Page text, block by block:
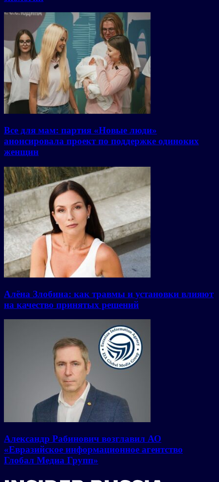
Все для мам: партия «Новые люди»
анонсировала проект по поддержке одиноких
женщин
Алёна Злобина: как травмы и установки влияют
на качество принятых решений
Александр Рабинович возглавил АО
«Евразийское информационное агентство
Глобал Медиа Групп»